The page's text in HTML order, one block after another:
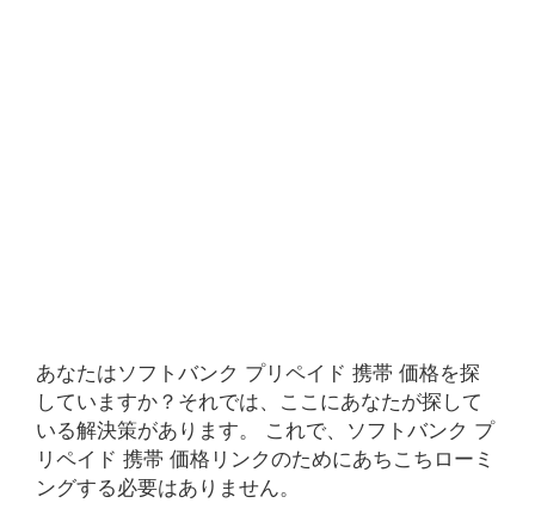
あなたはソフトバンク プリペイド 携帯 価格を探
していますか？それでは、ここにあなたが探して
いる解決策があります。 これで、ソフトバンク プ
リペイド 携帯 価格リンクのためにあちこちローミ
ングする必要はありません。